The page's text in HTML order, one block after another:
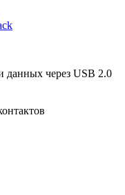
данных через USB 2.0